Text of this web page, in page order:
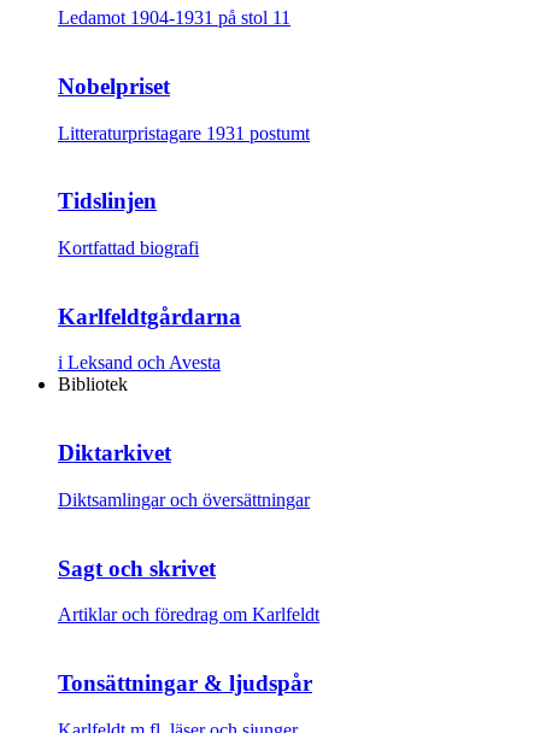
Ledamot 1904-1931 på stol 11
Nobelpriset
Litteraturpristagare 1931 postumt
Tidslinjen
Kortfattad biografi
Karlfeldtgårdarna
i Leksand och Avesta
Bibliotek
Diktarkivet
Diktsamlingar och översättningar
Sagt och skrivet
Artiklar och föredrag om Karlfeldt
Tonsättningar & ljudspår